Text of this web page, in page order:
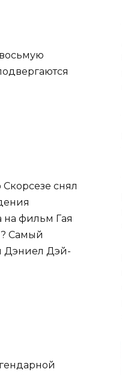
снял
на фильм Гая
Самый
Дэниел Дэй-